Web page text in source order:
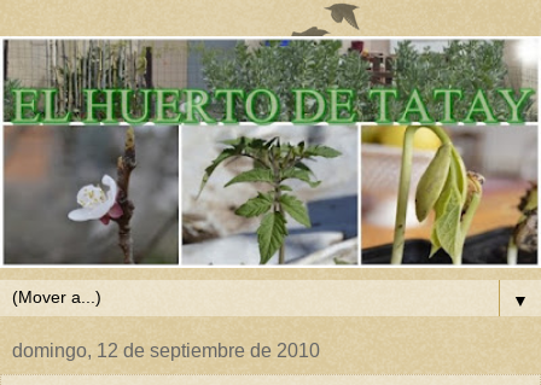
▼
domingo, 12 de septiembre de 2010